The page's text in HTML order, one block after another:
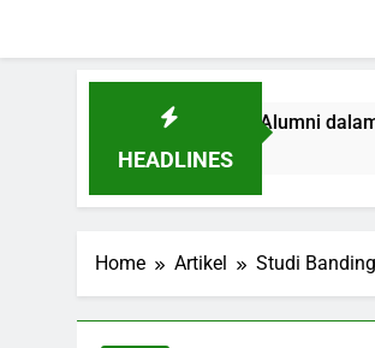
HEADLINES
Kontribusi Alumni dalam
3 Months Ago
Home Artikel Studi